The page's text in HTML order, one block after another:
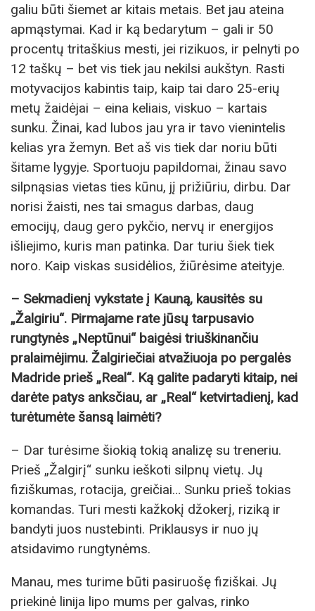
galiu būti šiemet ar kitais metais. Bet jau ateina
apmąstymai. Kad ir ką bedarytum – gali ir 50
procentų tritaškius mesti, jei rizikuos, ir pelnyti po
12 taškų – bet vis tiek jau nekilsi aukštyn. Rasti
motyvacijos kabintis taip, kaip tai daro 25-erių
metų žaidėjai – eina keliais, viskuo – kartais
sunku. Žinai, kad lubos jau yra ir tavo vienintelis
kelias yra žemyn. Bet aš vis tiek dar noriu būti
šitame lygyje. Sportuoju papildomai, žinau savo
silpnąsias vietas ties kūnu, jį prižiūriu, dirbu. Dar
norisi žaisti, nes tai smagus darbas, daug
emocijų, daug gero pykčio, nervų ir energijos
išliejimo, kuris man patinka. Dar turiu šiek tiek
noro. Kaip viskas susidėlios, žiūrėsime ateityje.
– Sekmadienį vykstate į Kauną, kausitės su
„Žalgiriu“. Pirmajame rate jūsų tarpusavio
rungtynės „Neptūnui“ baigėsi triuškinančiu
pralaimėjimu. Žalgiriečiai atvažiuoja po pergalės
Madride prieš „Real“. Ką galite padaryti kitaip, nei
darėte patys anksčiau, ar „Real“ ketvirtadienį, kad
turėtumėte šansą laimėti?
– Dar turėsime šiokią tokią analizę su treneriu.
Prieš „Žalgirį“ sunku ieškoti silpnų vietų. Jų
fiziškumas, rotacija, greičiai… Sunku prieš tokias
komandas. Turi mesti kažkokį džokerį, riziką ir
bandyti juos nustebinti. Priklausys ir nuo jų
atsidavimo rungtynėms.
Manau, mes turime būti pasiruošę fiziškai. Jų
priekinė linija lipo mums per galvas, rinko